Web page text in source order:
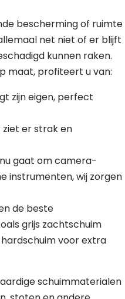
bescherming of ruimte
net niet of er blijft
kunnen raken.
maat, profiteert u van:
zijn eigen, perfect
ziet er strak en
gaat om camera-
instrumenten, wij zorgen
de beste
grijs zachtschuim
voor extra
schuimmaterialen
opnemen
aanvragen